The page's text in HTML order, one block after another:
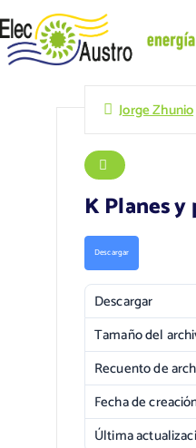
Jorge Zhunio
K Planes
Descargar
Descargar
Tamaño del
Recuento de
Fecha de
Última